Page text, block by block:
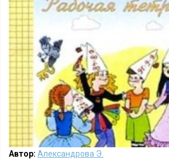
Автор: Александрова Э.